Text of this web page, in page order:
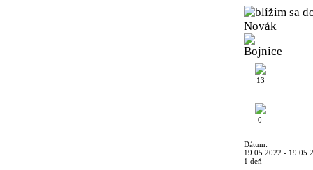
13
0
Dátum:
19.05.2022 -
1 deň